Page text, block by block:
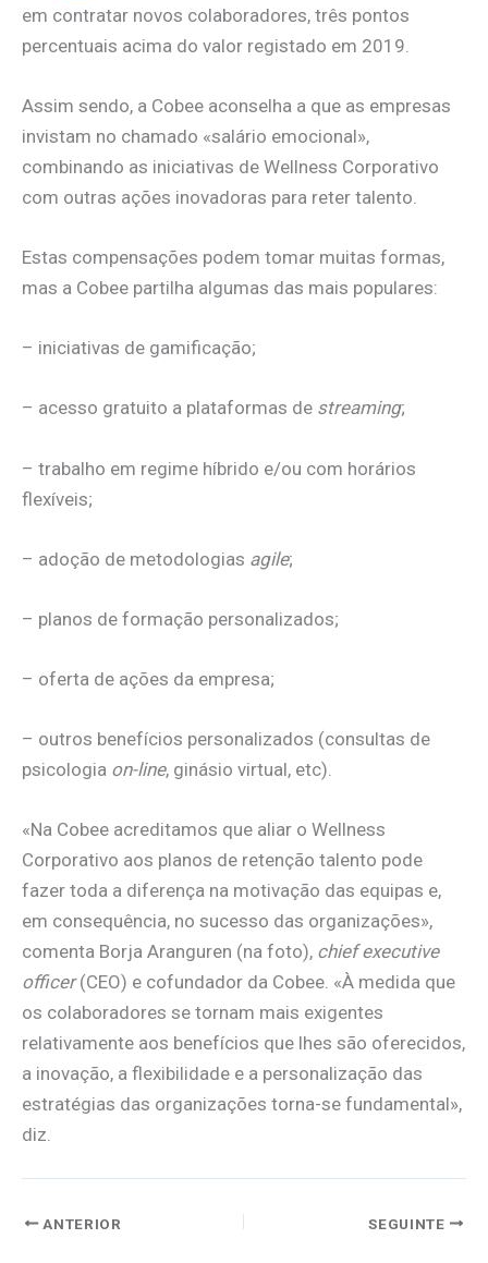
em contratar novos colaboradores, três pontos
percentuais acima do valor registado em 2019.
Assim sendo, a Cobee aconselha a que as empresas
invistam no chamado «salário emocional»,
combinando as iniciativas de Wellness Corporativo
com outras ações inovadoras para reter talento.
Estas compensações podem tomar muitas formas,
mas a Cobee partilha algumas das mais populares:
– iniciativas de gamificação;
– acesso gratuito a plataformas de streaming;
– trabalho em regime híbrido e/ou com horários
flexíveis;
– adoção de metodologias agile;
– planos de formação personalizados;
– oferta de ações da empresa;
– outros benefícios personalizados (consultas de
psicologia on-line, ginásio virtual, etc).
«Na Cobee acreditamos que aliar o Wellness
Corporativo aos planos de retenção talento pode
fazer toda a diferença na motivação das equipas e,
em consequência, no sucesso das organizações»,
comenta Borja Aranguren (na foto), chief executive
officer(CEO) e cofundador da Cobee. «À medida que
os colaboradores se tornam mais exigentes
relativamente aos benefícios que lhes são oferecidos,
a inovação, a flexibilidade e a personalização das
estratégias das organizações torna-se fundamental»,
diz.
ANTERIOR SEGUINTE